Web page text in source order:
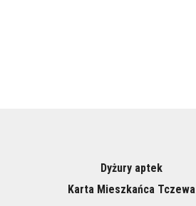
Dyżury aptek
Karta Mieszkańca Tczewa